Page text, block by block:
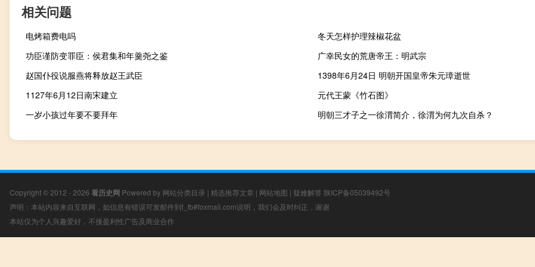
相关问题
电烤箱费电吗
冬天怎样护理辣椒花盆
功臣谨防变罪臣：侯君集和年羹尧之鉴
广幸民女的荒唐帝王：明武宗
赵国仆役说服燕将释放赵王武臣
1398年6月24日 明朝开国皇帝朱元璋逝世
1127年6月12日南宋建立
元代王蒙《竹石图》
一岁小孩过年要不要拜年
明朝三才子之一徐渭简介，徐渭为何九次自杀？
Copyright © 2012 - 2026 看历史网 Powered by 网站分类目录 | 精选推荐文章 | 网站地图 | 疑难解答 陕ICP备05039492号
声明：本站内容来自互联网，如信息有错误可发邮件到f_fb#foxmail.com说明，我们会及时纠正，谢谢
本站仅为个人兴趣爱好，不接盈利性广告及商业合作